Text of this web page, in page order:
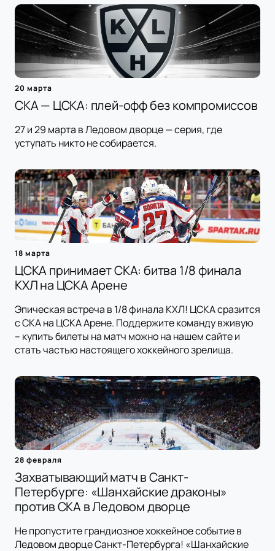
20 марта
СКА — ЦСКА: плей-офф без компромиссов
27 и 29 марта в Ледовом дворце — серия, где
уступать никто не собирается.
18 марта
ЦСКА принимает СКА: битва 1/8 финала
КХЛ на ЦСКА Арене
Эпическая встреча в 1/8 финала КХЛ! ЦСКА сразится
с СКА на ЦСКА Арене. Поддержите команду вживую
– купить билеты на матч можно на нашем сайте и
стать частью настоящего хоккейного зрелища.
28 февраля
Захватывающий матч в Санкт-
Петербурге: «Шанхайские драконы»
против СКА в Ледовом дворце
Не пропустите грандиозное хоккейное событие в
Ледовом дворце Санкт-Петербурга! «Шанхайские